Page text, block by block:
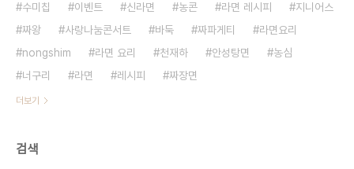
수미칩 이벤트 신라면 농콘 라면 레시피
지니어스
짜왕
사랑나눔콘서트 바둑 짜파게티
라면요리
nongshim
라면 요리 천재하 안성탕면
농심
너구리
라면 레시피 짜장면
더보기
검색